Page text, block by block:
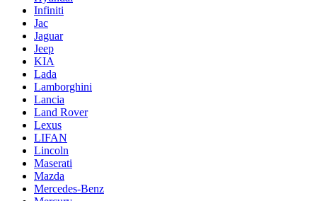
Infiniti
Jac
Jaguar
Jeep
KIA
Lada
Lamborghini
Lancia
Land Rover
Lexus
LIFAN
Lincoln
Maserati
Mazda
Mercedes-Benz